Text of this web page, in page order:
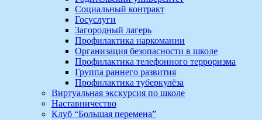
Социальный контракт
Госуслуги
Загородный лагерь
Профилактика наркомании
Организация безопасности в школе
Профилактика телефонного терроризма
Группа раннего развития
Профилактика туберкулёза
Виртуальная экскурсия по школе
Наставничество
Клуб “Большая перемена”